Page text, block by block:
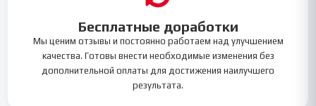
Бесплатные доработки
Мы ценим отзывы и постоянно работаем над улучшением
качества. Готовы внести необходимые изменения без
дополнительной оплаты для достижения наилучшего
результата.